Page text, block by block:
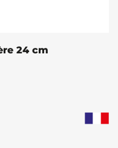
24 cm